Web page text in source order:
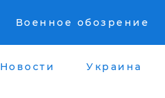
Военное обозрение
Новости Украина